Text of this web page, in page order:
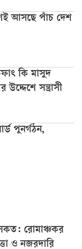
আসছে পাঁচ দেশ
কি মাসুদ
উদ্দেশে সন্ত্রাসী
পুনর্গঠন,
রোমাঞ্চকর
ও নজরদারি